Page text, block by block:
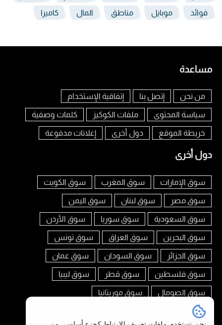
فوائد موبايل مناطق المال كاميرا
مساعدة
من نحن إتصل بنا إتفاقية الإستخدام
سياسة المحتوى ملفات الكوكيز كلمات وصفية
خريطة الموقع دول أخرى إعلانات مدفوعة
دول أخرى
سوق الإمارات سوق المغرب سوق الكويت
سوق مصر سوق لبنان سوق اليمن
سوق السعودية سوق سوريا سوق الأردن
سوق البحرين سوق العراق سوق تونس
سوق الجزائر سوق السودان سوق عمان
سوق فلسطين سوق قطر سوق ليبيا
سوق الصومال سوق موريتانيا
تابعنا على